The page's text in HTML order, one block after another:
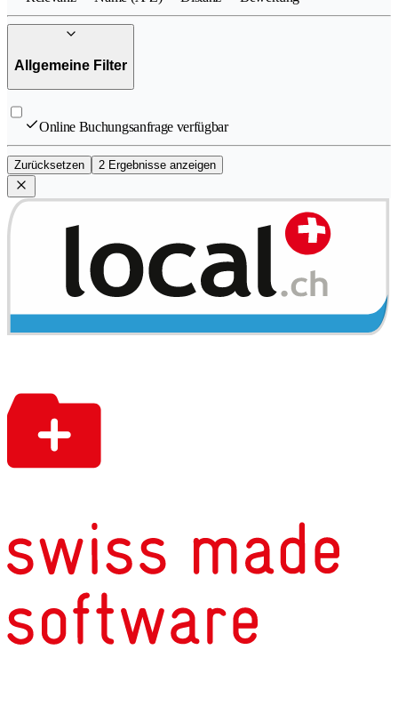
Allgemeine Filter
Online Buchungsanfrage verfügbar
Zurücksetzen 2 Ergebnisse anzeigen